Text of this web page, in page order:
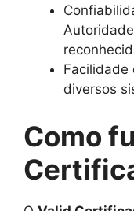
Facilidade
diversos
Como